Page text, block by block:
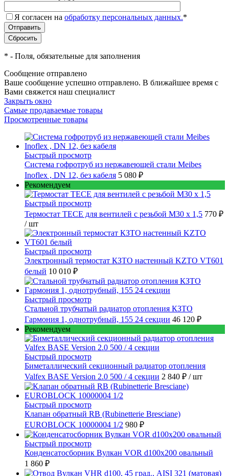
Я согласен на обработку персональных данных.*
* - Поля, обязательные для заполнения
Сообщение отправлено
Ваше сообщение успешно отправлено. В ближайшее время с
Вами свяжется наш специалист
Закрыть окно
Самые продаваемые товары
Просмотренные товары
Быстрый просмотр
Cистема гофротруб из нержавеющей стали Meibes
Inoflex , DN 12, без кабеля 5 080 ₽
Рекомендуем
Быстрый просмотр
Термостат TECE для вентилей с резьбой М30 х 1,5 770 ₽
/ шт
Быстрый просмотр
Электронный термостат КЗТО настенный KZTO VT601
белый 10 010 ₽
Быстрый просмотр
Стальной трубчатый радиатор отопления КЗТО
Гармония 1, однотрубный, 155 24 секции 46 120 ₽
Рекомендуем
Быстрый просмотр
Биметаллический секционный радиатор отопления
Valfex BASE Version 2.0 500 / 4 секции 2 840 ₽ / шт
Быстрый просмотр
Клапан обратный RB (Rubinetterie Bresciane)
EUROBLOCK 10000004 1/2 980 ₽
Быстрый просмотр
Конденсатосборник Вулкан VOR d100x200 овальный
1 860 ₽